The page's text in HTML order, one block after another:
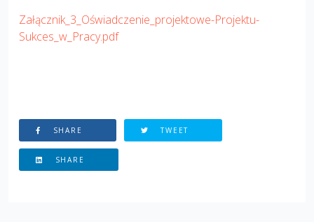
Załącznik_3_Oświadczenie_projektowe-Projektu-
Sukces_w_Pracy.pdf
SHARE TWEET
SHARE